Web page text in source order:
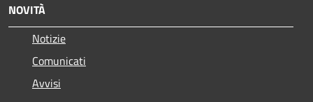
NOVITÀ
Notizie
Comunicati
Avvisi